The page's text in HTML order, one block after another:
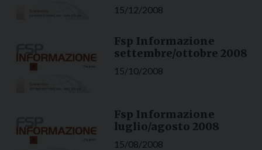
15/12/2008
Fsp Informazione
settembre/ottobre 2008
15/10/2008
Fsp Informazione
luglio/agosto 2008
15/08/2008